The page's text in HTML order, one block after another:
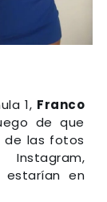
1, Franco
de que
de las fotos
estarían en